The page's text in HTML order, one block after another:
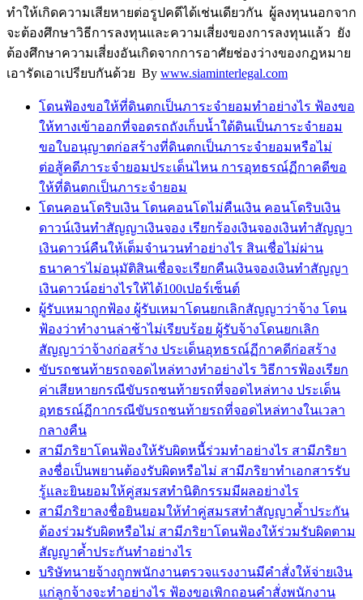
ทำให้เกิดความเสียหายต่อรูปคดีได้เช่นเดียวกัน ผู้ลงทุนนอกจาก
จะต้องศึกษาวิธีการลงทุนและความเสี่ยงของการลงทุนแล้ว ยัง
ต้องศึกษาความเสี่ยงอันเกิดจากการอาศัยช่องว่างของกฎหมาย
เอารัดเอาเปรียบกันด้วย By www.siaminterlegal.com
โดนฟ้องขอให้ที่ดินตกเป็นภาระจำยอมทำอย่างไร ฟ้องขอ
ให้ทางเข้าออกที่จอดรถถังเก็บน้ำใต้ดินเป็นภาระจำยอม
ขอใบอนุญาตก่อสร้างที่ดินตกเป็นภาระจำยอมหรือไม่
ต่อสู้คดีภาระจำยอมประเด็นไหน การอุทธรณ์ฏีกาคดีขอ
ให้ที่ดินตกเป็นภาระจำยอม
โดนคอนโดริบเงิน โดนคอนโดไม่คืนเงิน คอนโดริบเงิน
ดาวน์เงินทำสัญญาเงินจอง เรียกร้องเงินจองเงินทำสัญญา
เงินดาวน์คืนให้เต็มจำนวนทำอย่างไร สินเชื่อไม่ผ่าน
ธนาคารไม่อนุมัติสินเชื่อจะเรียกคืนเงินจองเงินทำสัญญา
เงินดาวน์อย่างไรให้ได้100เปอร์เซ็นต์
ผู้รับเหมาถูกฟ้อง ผู้รับเหมาโดนยกเลิกสัญญาว่าจ้าง โดน
ฟ้องว่าทำงานล่าช้าไม่เรียบร้อย ผู้รับจ้างโดนยกเลิก
สัญญาว่าจ้างก่อสร้าง ประเด็นอุทธรณ์ฏีกาคดีก่อสร้าง
ขับรถชนท้ายรถจอดไหล่ทางทำอย่างไร วิธีการฟ้องเรียก
ค่าเสียหายกรณีขับรถชนท้ายรถที่จอดไหล่ทาง ประเด็น
อุทธรณ์ฏีกากรณีขับรถชนท้ายรถที่จอดไหล่ทางในเวลา
กลางคืน
สามีภริยาโดนฟ้องให้รับผิดหนี้ร่วมทำอย่างไร สามีภริยา
ลงชื่อเป็นพยานต้องรับผิดหรือไม่ สามีภริยาทำเอกสารรับ
รู้และยินยอมให้คู่สมรสทำนิติกรรมมีผลอย่างไร
สามีภริยาลงชื่อยินยอมให้ทำคู่สมรสทำสัญญาค้ำประกัน
ต้องร่วมรับผิดหรือไม่ สามีภริยาโดนฟ้องให้ร่วมรับผิดตาม
สัญญาค้ำประกันทำอย่างไร
บริษัทนายจ้างถูกพนักงานตรวจแรงงานมีคำสั่งให้จ่ายเงิน
แก่ลูกจ้างจะทำอย่างไร ฟ้องขอเพิกถอนคำสั่งพนักงาน